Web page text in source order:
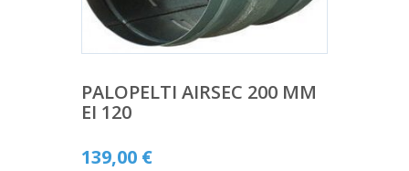
PALOPELTI AIRSEC 200 MM
EI 120
139,00 €